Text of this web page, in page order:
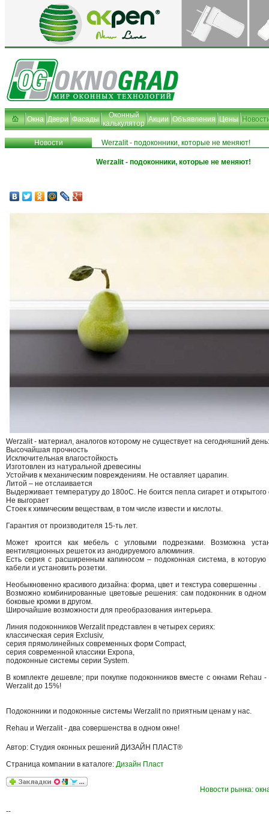
Окна Двери Фасады
Оконный
калькулятор Акции Объявления Цены
Новости Werzalit - подоконники, которые не меняют!
Werzalit - подоконники, которые не меняют!
Werzalit - материал, аналогов которому не существует на сегодняшний день:
Высочайшая прочность
Исключительная влагостойкость
Изготовлен из натуральной древесины
Устойчив к механическим повреждениям. Не оставляет царапин.
Литой – не отслаивается
Выдерживает температуру до 180оС. Не боится пепла сигарет и открытого
Не выгорает
Стоек к химическим веществам, в том числе извести и кислоты.
Гарантия от производителя 15-ть лет.
Может кроится как мебель с угловыми подрезками. Возможна
вентиляционных решеток из анодируемого алюминия.
Есть серия с расширенным капиносом – подоконная система, в
кабели и установить розетки.
Необыкновенно красивого дизайна: форма, цвет и текстура совершенны .
Возможно комбинированные цветовые решения: сам подоконник в
боковые кромки в другом.
Широчайшие возможности для преобразования интерьера.
Линия подоконников Werzalit представлен в четырех сериях:
классическая серия Exclusiv,
серия прямолинейных современных форм Compact,
серия современной классики Expona,
подоконные системы серии System.
В комплекте дешевле; при покупке подоконников вместе с окнами Rehau
Werzalit до 15%!
Подоконники и подоконные системы Werzalit по приятным ценам у нас.
Rehau и Werzalit - два совершенства в одном окне!
Автор: Студия оконных решений ДИЗАЙН ПЛАСТ®
Страница компании в каталоге: Дизайн Пласт
Новости рынка:
--